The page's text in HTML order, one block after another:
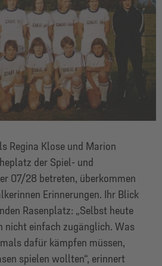
Regina Klose und Marion
der Spiel- und
07/28 betreten, überkommen
Erinnerungen. Ihr Blick
Rasenplatz: „Selbst heute
nicht einfach zugänglich. Was
dafür kämpfen müssen,
spielen wollten“, erinnert